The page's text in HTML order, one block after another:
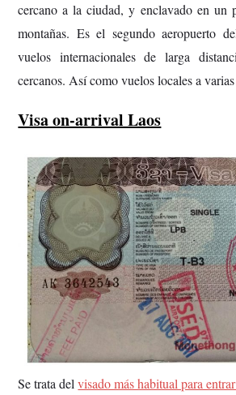
cercano a la ciudad, y enclavado en un
montañas. Es el segundo aeropuerto
vuelos internacionales de larga
cercanos. Así como vuelos locales a
Visa on-arrival Laos
Se trata delvisado más habitual para